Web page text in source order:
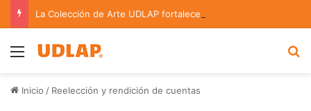
Menu
Inicio / Reelección y rendición de cuentas